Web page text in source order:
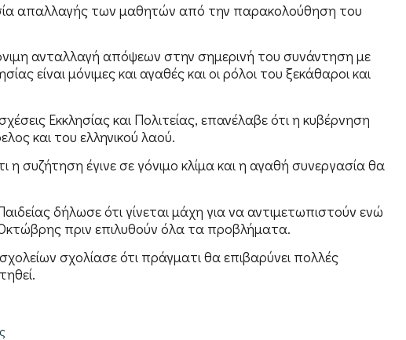
απαλλαγής των μαθητών από την παρακολούθηση του
ανταλλαγή απόψεων στην σημερινή του συνάντηση με
είναι μόνιμες και αγαθές και οι ρόλοι του ξεκάθαροι και
Εκκλησίας και Πολιτείας, επανέλαβε ότι η κυβέρνηση
και του ελληνικού λαού.
η συζήτηση έγινε σε γόνιμο κλίμα και η αγαθή συνεργασία θα
δήλωσε ότι γίνεται μάχη για να αντιμετωπιστούν ενώ
πριν επιλυθούν όλα τα προβλήματα.
σχολίασε ότι πράγματι θα επιβαρύνει πολλές